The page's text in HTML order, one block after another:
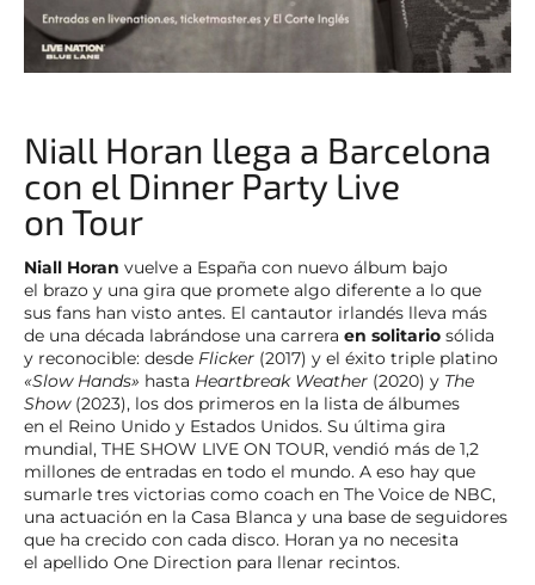
Niall Horan llega a Barcelona
con el Dinner Party Live
on Tour
Niall Horan vuelve a España con nuevo álbum bajo
el brazo y una gira que promete algo diferente a lo que
sus fans han visto antes. El cantautor irlandés lleva más
de una década labrándose una carrera en solitario sólida
y reconocible: desde Flicker (2017) y el éxito triple platino
«Slow Hands» hasta Heartbreak Weather (2020) y The
Show(2023), los dos primeros en la lista de álbumes
en el Reino Unido y Estados Unidos. Su última gira
mundial, THE SHOW LIVE ON TOUR, vendió más de 1,2
millones de entradas en todo el mundo. A eso hay que
sumarle tres victorias como coach en The Voice de NBC,
una actuación en la Casa Blanca y una base de seguidores
que ha crecido con cada disco. Horan ya no necesita
el apellido One Direction para llenar recintos.